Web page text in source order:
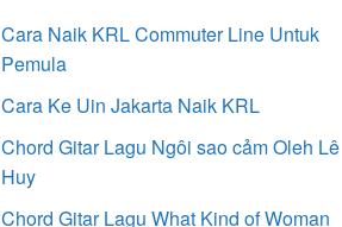
Cara Naik KRL Commuter Line Untuk
Pemula
Cara Ke Uin Jakarta Naik KRL
Chord Gitar Lagu Ngôi sao cảm Oleh Lê
Huy
Chord Gitar Lagu What Kind of Woman